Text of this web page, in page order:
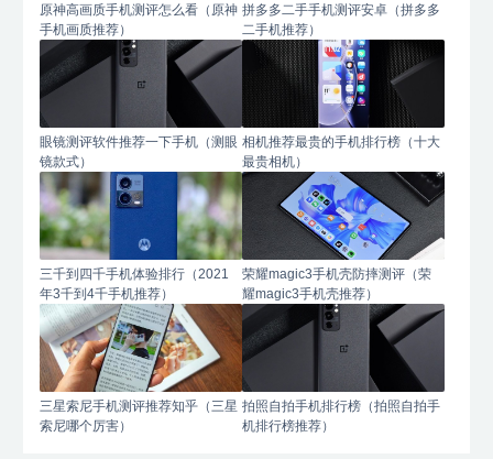
原神高画质手机测评怎么看（原神
手机画质推荐）
拼多多二手手机测评安卓（拼多多
二手机推荐）
眼镜测评软件推荐一下手机（测眼
镜款式）
相机推荐最贵的手机排行榜（十大
最贵相机）
三千到四千手机体验排行（2021
年3千到4千手机推荐）
荣耀magic3手机壳防摔测评（荣
耀magic3手机壳推荐）
三星索尼手机测评推荐知乎（三星
索尼哪个厉害）
拍照自拍手机排行榜（拍照自拍手
机排行榜推荐）